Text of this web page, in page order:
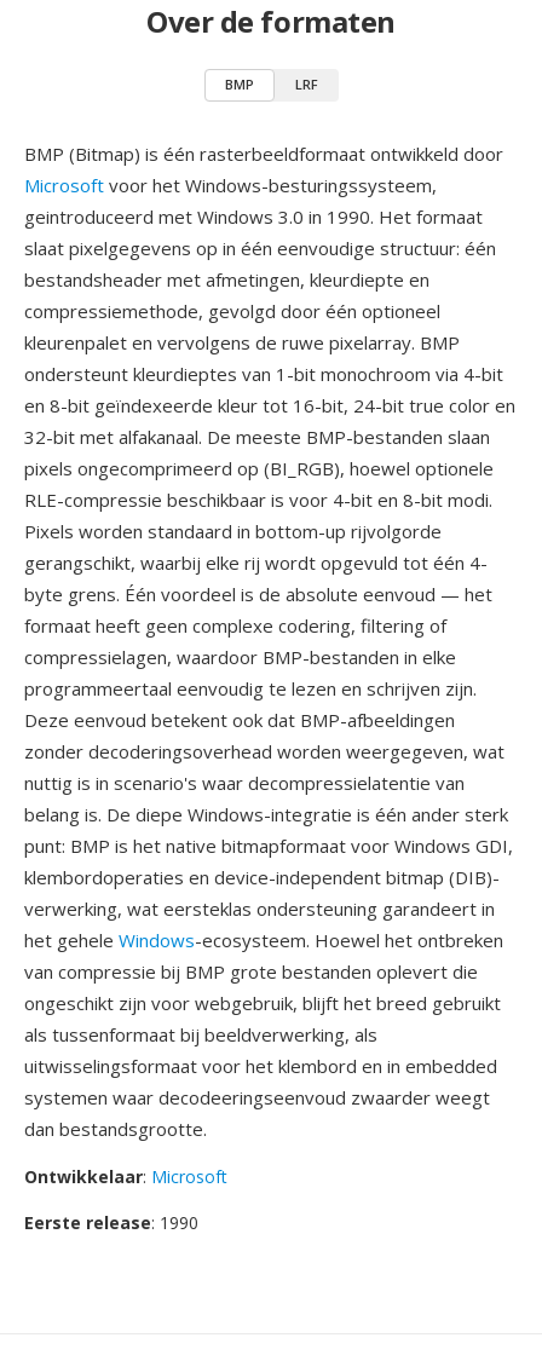
Over de formaten
BMP LRF
BMP (Bitmap) is één rasterbeeldformaat ontwikkeld door
Microsoft voor het Windows-besturingssysteem,
geintroduceerd met Windows 3.0 in 1990. Het formaat
slaat pixelgegevens op in één eenvoudige structuur: één
bestandsheader met afmetingen, kleurdiepte en
compressiemethode, gevolgd door één optioneel
kleurenpalet en vervolgens de ruwe pixelarray. BMP
ondersteunt kleurdieptes van 1-bit monochroom via 4-bit
en 8-bit geïndexeerde kleur tot 16-bit, 24-bit true color en
32-bit met alfakanaal. De meeste BMP-bestanden slaan
pixels ongecomprimeerd op (BI_RGB), hoewel optionele
RLE-compressie beschikbaar is voor 4-bit en 8-bit modi.
Pixels worden standaard in bottom-up rijvolgorde
gerangschikt, waarbij elke rij wordt opgevuld tot één 4-
byte grens. Één voordeel is de absolute eenvoud — het
formaat heeft geen complexe codering, filtering of
compressielagen, waardoor BMP-bestanden in elke
programmeertaal eenvoudig te lezen en schrijven zijn.
Deze eenvoud betekent ook dat BMP-afbeeldingen
zonder decoderingsoverhead worden weergegeven, wat
nuttig is in scenario's waar decompressielatentie van
belang is. De diepe Windows-integratie is één ander sterk
punt: BMP is het native bitmapformaat voor Windows GDI,
klembordoperaties en device-independent bitmap (DIB)-
verwerking, wat eersteklas ondersteuning garandeert in
het gehele Windows-ecosysteem. Hoewel het ontbreken
van compressie bij BMP grote bestanden oplevert die
ongeschikt zijn voor webgebruik, blijft het breed gebruikt
als tussenformaat bij beeldverwerking, als
uitwisselingsformaat voor het klembord en in embedded
systemen waar decodeeringseenvoud zwaarder weegt
dan bestandsgrootte.
Ontwikkelaar: Microsoft
Eerste release: 1990